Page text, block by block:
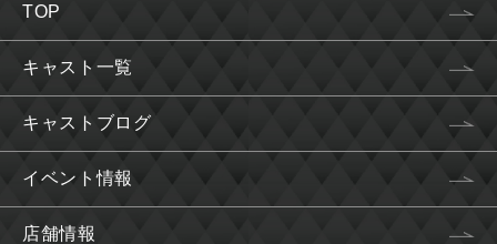
TOP
キャスト一覧
キャストブログ
イベント情報
店舗情報